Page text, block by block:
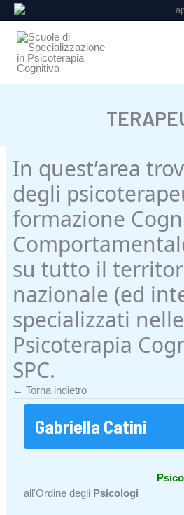
al
contenuto
In quest’area
degli
formazione
su tutto il
nazionale (ed
specializzati
Psicoterapia
SPC.
← Torna indietro
Gabriella Catini
all'Ordine degli Psicologi